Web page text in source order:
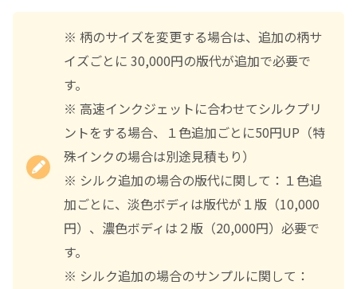
※ 柄のサイズを変更する場合は、追加の柄サ
イズごとに 30,000円の版代が追加で必要で
す。
※ 高速インクジェットに合わせてシルクプリ
ントをする場合、１色追加ごとに50円UP（特
殊インクの場合は別途見積もり）
※ シルク追加の場合の版代に関して：１色追
加ごとに、淡色ボディは版代が１版（10,000
円）、濃色ボディは２版（20,000円）必要で
す。
※ シルク追加の場合のサンプルに関して：